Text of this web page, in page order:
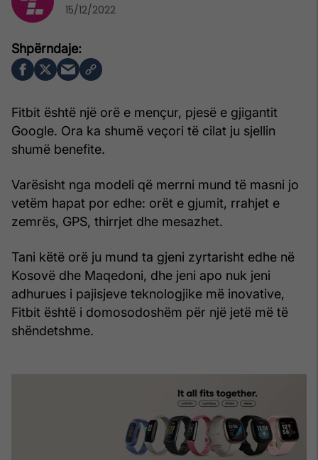
Fitbit është një orë e mençur, pjesë e gjigantit
Google. Ora ka shumë veçori të cilat ju sjellin
shumë benefite.
Varësisht nga modeli që merrni mund të masni jo
vetëm hapat por edhe: orët e gjumit, rrahjet e
zemrës, GPS, thirrjet dhe mesazhet.
Tani këtë orë ju mund ta gjeni zyrtarisht edhe në
Kosovë dhe Maqedoni, dhe jeni apo nuk jeni
adhurues i pajisjeve teknologjike më inovative,
Fitbit është i domosodoshëm për një jetë më të
shëndetshme.
15/12/2022